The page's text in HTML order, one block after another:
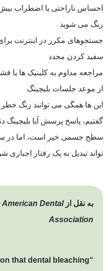
احساس ناراحتی یا اضطراب بیش
رنگ می ‌شوید
جستجوهای مکرر در اینترنت
سفید کردن مجدد
مراجعه مداوم به کلینیک ‌ها یا
از موعد جلسات بلیچینگ
این ‌ها همگی می ‌توانند زنگ
گفتیم، پاسخ پرسش آیا بلیچینگ
سطح جسمی خیر است، اما در
‌تواند تبدیل به یک رفتار اجباری
به نقل ازDental
Association
that dental bleaching